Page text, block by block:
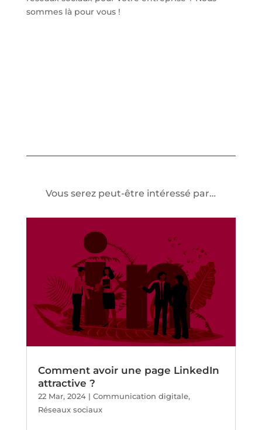
sommes là pour vous !
Vous serez peut-être intéressé par…
Comment avoir une page LinkedIn
attractive ?
22 Mar, 2024| Communication digitale,
Réseaux sociaux